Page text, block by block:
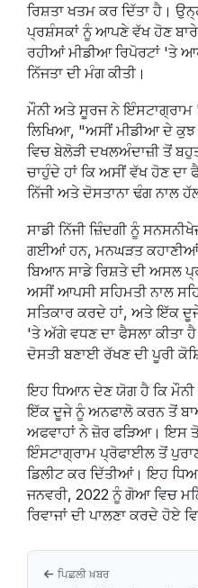
ਰਿਸ਼ਤਾ ਖਤਮ ਕਰ ਦਿੱਤਾ ਹੈ।
ਪ੍ਰਸ਼ੰਸਕਾਂ ਨੂੰ ਆਪਣੇ ਵੱਖ ਹੋਣ ਬਾਰੇ
ਰਹੀਆਂ ਮੀਡੀਆ ਰਿਪੋਰਟਾਂ 'ਤੇ
ਨਿੱਜਤਾ ਦੀ ਮੰਗ ਕੀਤੀ।
ਮੌਨੀ ਅਤੇ ਸੂਰਜ ਨੇ
ਲਿਖਿਆ, "ਅਸੀਂ ਮੀਡੀਆ ਦੇ ਕੁਝ
ਵਿਚ ਬੇਲੋੜੀ ਦਖਲਅੰਦਾਜ਼ੀ ਤੋਂ
ਚਾਹੁੰਦੇ ਹਾਂ ਕਿ ਅਸੀਂ ਵੱਖ ਹੋਣ
ਨਿੱਜੀ ਅਤੇ ਦੋਸਤਾਨਾ ਢੰਗ ਨਾਲ
ਸਾਡੀ ਨਿੱਜੀ ਜ਼ਿੰਦਗੀ ਨੂੰ
ਗਈਆਂ ਹਨ, ਮਨਘੜਤ
ਬਿਆਨ ਸਾਡੇ ਰਿਸ਼ਤੇ ਦੀ ਅਸਲ
ਅਸੀਂ ਆਪਸੀ ਸਹਿਮਤੀ ਨਾਲ
ਸਤਿਕਾਰ ਕਰਦੇ ਹਾਂ, ਅਤੇ ਇੱਕ
'ਤੇ ਅੱਗੇ ਵਧਣ ਦਾ ਫੈਸਲਾ ਕੀਤਾ
ਦੋਸਤੀ ਬਣਾਈ ਰੱਖਣ ਦੀ ਪੂਰੀ
ਇਹ ਧਿਆਨ ਦੇਣ ਯੋਗ ਹੈ ਕਿ
ਇੱਕ ਦੂਜੇ ਨੂੰ ਅਨਫਾਲੋ ਕਰਨ ਤੋਂ
ਅਫਵਾਹਾਂ ਨੇ ਜ਼ੋਰ ਫੜਿਆ। ਇਸ
ਇੰਸਟਾਗ੍ਰਾਮ ਪ੍ਰੋਫਾਈਲ ਤੋਂ
ਡਿਲੀਟ ਕਰ ਦਿੱਤੀਆਂ। ਇਹ
ਜਨਵਰੀ, 2022 ਨੂੰ ਗੋਆ ਵਿਚ
ਰਿਵਾਜਾਂ ਦੀ ਪਾਲਣਾ ਕਰਦੇ ਹੋਏ
ਪਿਛਲੀ ਖ਼ਬਰ